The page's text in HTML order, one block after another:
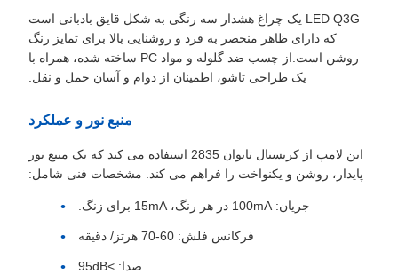
LED Q3G یک چراغ هشدار سه رنگی به شکل قایق بادبانی است
که دارای ظاهر منحصر به فرد و روشنایی بالا برای تمایز رنگ
روشن است.از چسب ضد گلوله و مواد PC ساخته شده، همراه با
یک طراحی تاشو، اطمینان از دوام و آسان حمل و نقل.
منبع نور و عملکرد
این لامپ از کریستال تایوان 2835 استفاده می کند که یک منبع نور
پایدار، روشن و یکنواخت را فراهم می کند. مشخصات فنی شامل:
جریان: 100mA در هر رنگ، 15mA برای زنگ.
فرکانس فلش: 60-70 هرتز/ دقیقه
صدا: >95dB